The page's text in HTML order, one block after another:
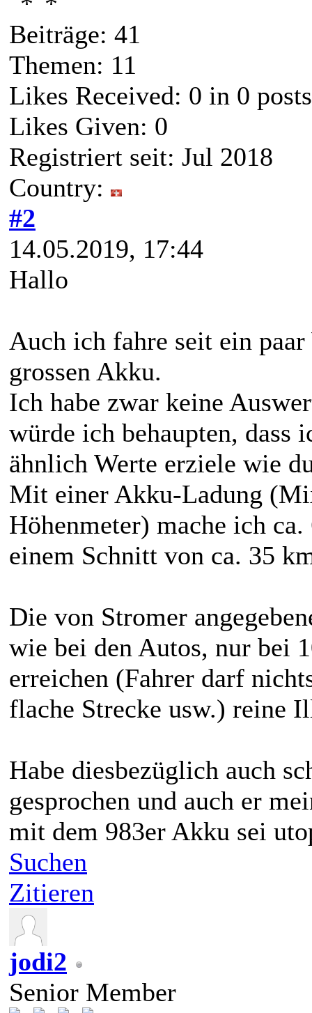
Beiträge: 41
Themen: 11
Likes Received: 0 in 0 posts
Likes Given: 0
Registriert seit: Jul 2018
Country:
#2
14.05.2019, 17:44
Hallo
Auch ich fahre seit ein
grossen Akku.
Ich habe zwar keine
würde ich behaupten, dass
ähnlich Werte erziele wie
Mit einer Akku-Ladung
Höhenmeter) mache ich
einem Schnitt von ca. 35
Die von Stromer
wie bei den Autos, nur bei
erreichen (Fahrer darf
flache Strecke usw.) reine
Habe diesbezüglich auch
gesprochen und auch er
mit dem 983er Akku sei
Suchen
Zitieren
jodi2
Senior Member